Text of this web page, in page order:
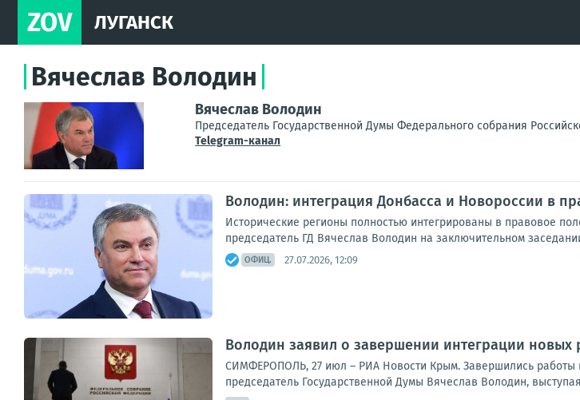
ZOV ЛУГАНСК
Вячеслав Володин
Вячеслав Володин
Председатель Государственной Думы Федерального собрания
Telegram-канал
Володин: интеграция Донбасса и Новороссии в
Исторические регионы полностью интегрированы в правовое
председатель ГД Вячеслав Володин на заключительном
ОФИЦ. 27.07.2026, 12:09
Володин заявил о завершении интеграции новых
СИМФЕРОПОЛЬ, 27 июл – РИА Новости Крым. Завершились работы
председатель Государственной Думы Вячеслав Володин,